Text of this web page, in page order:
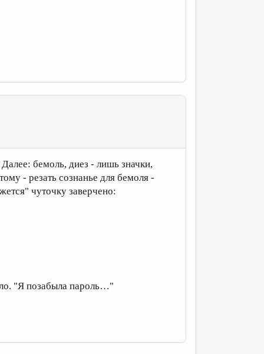
бемоль, диез - лишь значки,
- резать сознанье для бемоля -
чуточку заверчено:
"Я позабыла пароль…"